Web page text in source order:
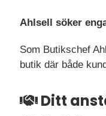
Ahlsell söker
Som Butikschef
butik där både
Ditt